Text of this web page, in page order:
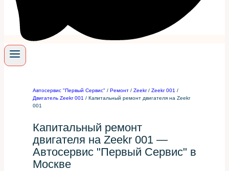
Автосервис "Первый Сервис" / Ремонт / Zeekr/ Zeekr 001 /
Двигатель Zeekr 001 / Капитальный ремонт двигателя на Zeekr
001
Капитальный ремонт
двигателя на Zeekr 001 —
Автосервис "Первый Сервис" в
Москве